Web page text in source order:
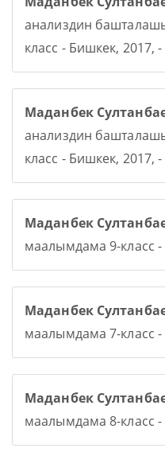
анализдин
класс - Бишкек, 2017,
Маданбек
анализдин
класс - Бишкек, 2017,
Маданбек
маалымдама 9-класс
Маданбек
маалымдама 7-класс
Маданбек
маалымдама 8-класс